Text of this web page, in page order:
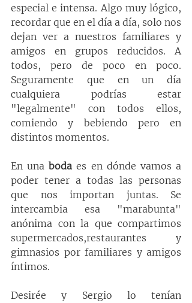
especial e intensa. Algo muy lógico,
recordar que en el día a día, solo nos
dejan ver a nuestros familiares y
amigos en grupos reducidos. A
todos, pero de poco en poco.
Seguramente que en un día
cualquiera podrías estar
"legalmente" con todos ellos,
comiendo y bebiendo pero en
distintos momentos.
En una boda es en dónde vamos a
poder tener a todas las personas
que nos importan juntas. Se
intercambia esa "marabunta"
anónima con la que compartimos
supermercados,restaurantes y
gimnasios por familiares y amigos
íntimos.
Desirée y Sergio lo tenían